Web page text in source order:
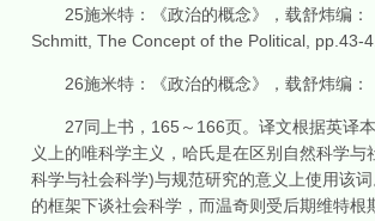
25施米特：《政治的概念》，载舒炜编：
Schmitt, The Concept of the Political, pp.43-4.
26施米特：《政治的概念》，载舒炜编：
27同上书，165～166页。译文根据英译本
义上的唯科学主义，哈氏是在区别自然科学
科学与社会科学)与规范研究的意义上使用该
的框架下谈社会科学，而温奇则受后期维特